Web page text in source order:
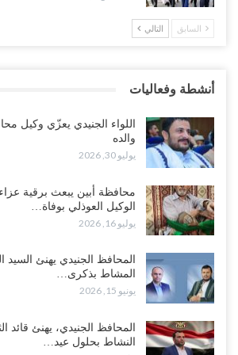
محتدم على خليفته..!
أغسطس 4, 2026
بالتهريب وعينه على المحافظ..!
أغسطس 4, 2026
تعيد تحشيد قواتها في أهم سواحل اليمن على
أغسطس 4, 2026
“الضالع“| حملة اجتثاث سعودية لأذرع الزبيدي من
أغسطس 4, 2026
السابق التالي
أنشطة وفعاليات
اللواء الجنيدي يعزّي وكيل
والده
يوليو 30, 2026
محافظة أبين يبعث برقية
الوكيل العوذلي بوفاة…
يوليو 16, 2026
المحافظ الجنيدي يهنئ السيد
المشاط بذكرى…
يونيو 15, 2026
المحافظ الجنيدي، يهنئ قائد
النشاط بحلول عيد…